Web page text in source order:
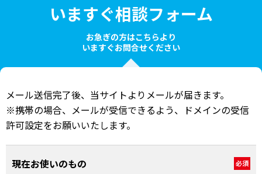
いますぐ相談フォーム
お急ぎの方はこちらより
いますぐお問合せください
メール送信完了後、当サイトよりメールが届きます。
※携帯の場合、メールが受信できるよう、ドメインの受信
許可設定をお願いいたします。
現在お使いのもの 必須